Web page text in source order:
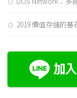
2019 價值存儲的基